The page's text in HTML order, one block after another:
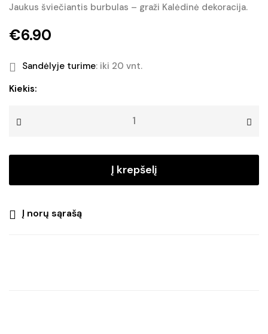
Jaukus šviečiantis burbulas – graži Kalėdinė dekoracija.
€6.90
Sandėlyje turime: iki 20 vnt.
produkto
Kalėdinė
Kiekis:
Į krepšelį
Į norų sąrašą